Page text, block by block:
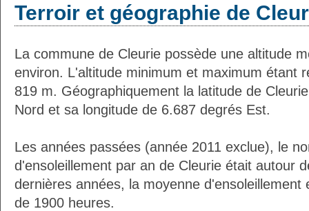
Terroir et géographie de
La commune de Cleurie possède une altitude
environ. L'altitude minimum et maximum étant
819 m. Géographiquement la latitude de
Nord et sa longitude de 6.687 degrés Est.
Les années passées (année 2011 exclue), le
d'ensoleillement par an de Cleurie était autour
dernières années, la moyenne d'ensoleillement
de 1900 heures.